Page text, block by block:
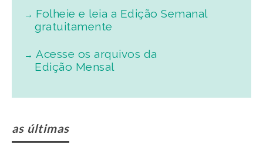
Folheie e leia a Edição Semanal
gratuitamente
Acesse os arquivos da
Edição Mensal
as últimas